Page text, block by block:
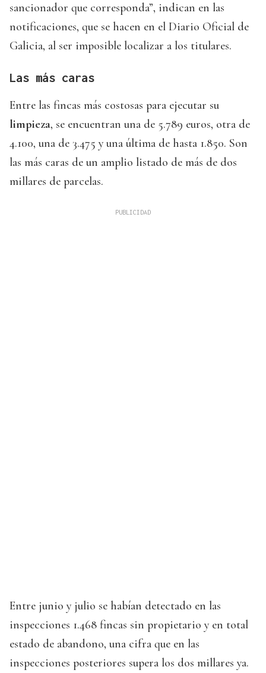
sancionador que corresponda”, indican en las
notificaciones, que se hacen en el Diario Oficial de
Galicia, al ser imposible localizar a los titulares.
Las más caras
Entre las fincas más costosas para ejecutar su
limpieza, se encuentran una de 5.789 euros, otra de
4.100, una de 3.475 y una última de hasta 1.850. Son
las más caras de un amplio listado de más de dos
millares de parcelas.
Entre junio y julio se habían detectado en las
inspecciones 1.468 fincas sin propietario y en total
estado de abandono, una cifra que en las
inspecciones posteriores supera los dos millares ya.